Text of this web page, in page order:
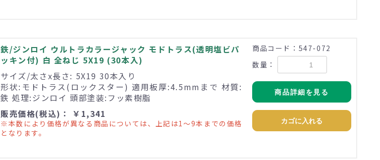
鉄/ジンロイ ウルトラカラージャック モドトラス(透明塩ビパ
ッキン付) 白 全ねじ 5X19 (30本入)
サイズ/太さx長さ: 5X19 30本入り
形状:モドトラス(ロックスター) 適用板厚:4.5mmまで 材質:
鉄 処理:ジンロイ 頭部塗装:フッ素樹脂
販売価格(税込)： ￥1,341
※本数により価格が異なる商品については、上記は1～9本までの価格
となります。
商品コード：547-072
数量：
商品詳細を見る
カゴに入れる